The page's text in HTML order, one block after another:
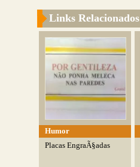
Links Relacionados
Humor
Placas EngraÃ§adas